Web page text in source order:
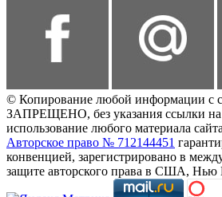
© Копирование любой информации с
ЗАПРЕЩЕНО, без указания ссылки на
использование любого материала
Авторское право № 712144451
конвенцией, зарегистрировано в
защите авторского права в США, Нью